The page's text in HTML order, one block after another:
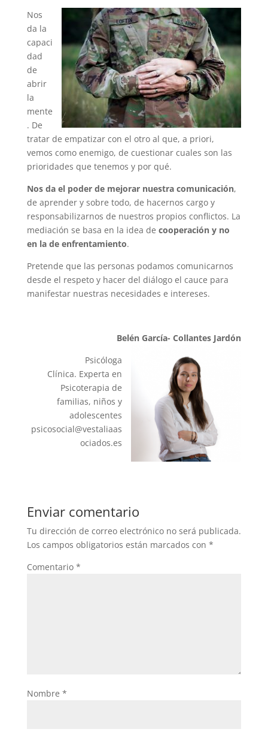
Nos
da la
capaci
dad
de
abrir
la
mente
. De
tratar de empatizar con el otro al que, a priori,
vemos como enemigo, de cuestionar cuales son las
prioridades que tenemos y por qué.
Nos da el poder de mejorar nuestra comunicación,
de aprender y sobre todo, de hacernos cargo y
responsabilizarnos de nuestros propios conflictos. La
mediación se basa en la idea de cooperación y no
en la de enfrentamiento.
Pretende que las personas podamos comunicarnos
desde el respeto y hacer del diálogo el cauce para
manifestar nuestras necesidades e intereses.
Belén García- Collantes Jardón
Psicóloga
Clínica. Experta en
Psicoterapia de
familias, niños y
adolescentes
psicosocial@vestaliaas
ociados.es
Enviar comentario
Tu dirección de correo electrónico no será publicada.
Los campos obligatorios están marcados con *
Comentario *
Nombre *